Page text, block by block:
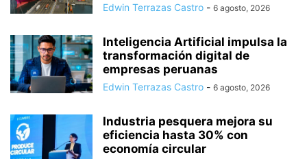
Edwin Terrazas Castro - 6 agosto, 2026
Inteligencia Artificial impulsa la
transformación digital de
empresas peruanas
Edwin Terrazas Castro - 6 agosto, 2026
Industria pesquera mejora su
eficiencia hasta 30% con
economía circular